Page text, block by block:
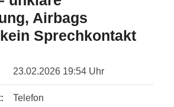
Airbags
Sprechkontakt
23.02.2026 19:54 Uhr
Telefon